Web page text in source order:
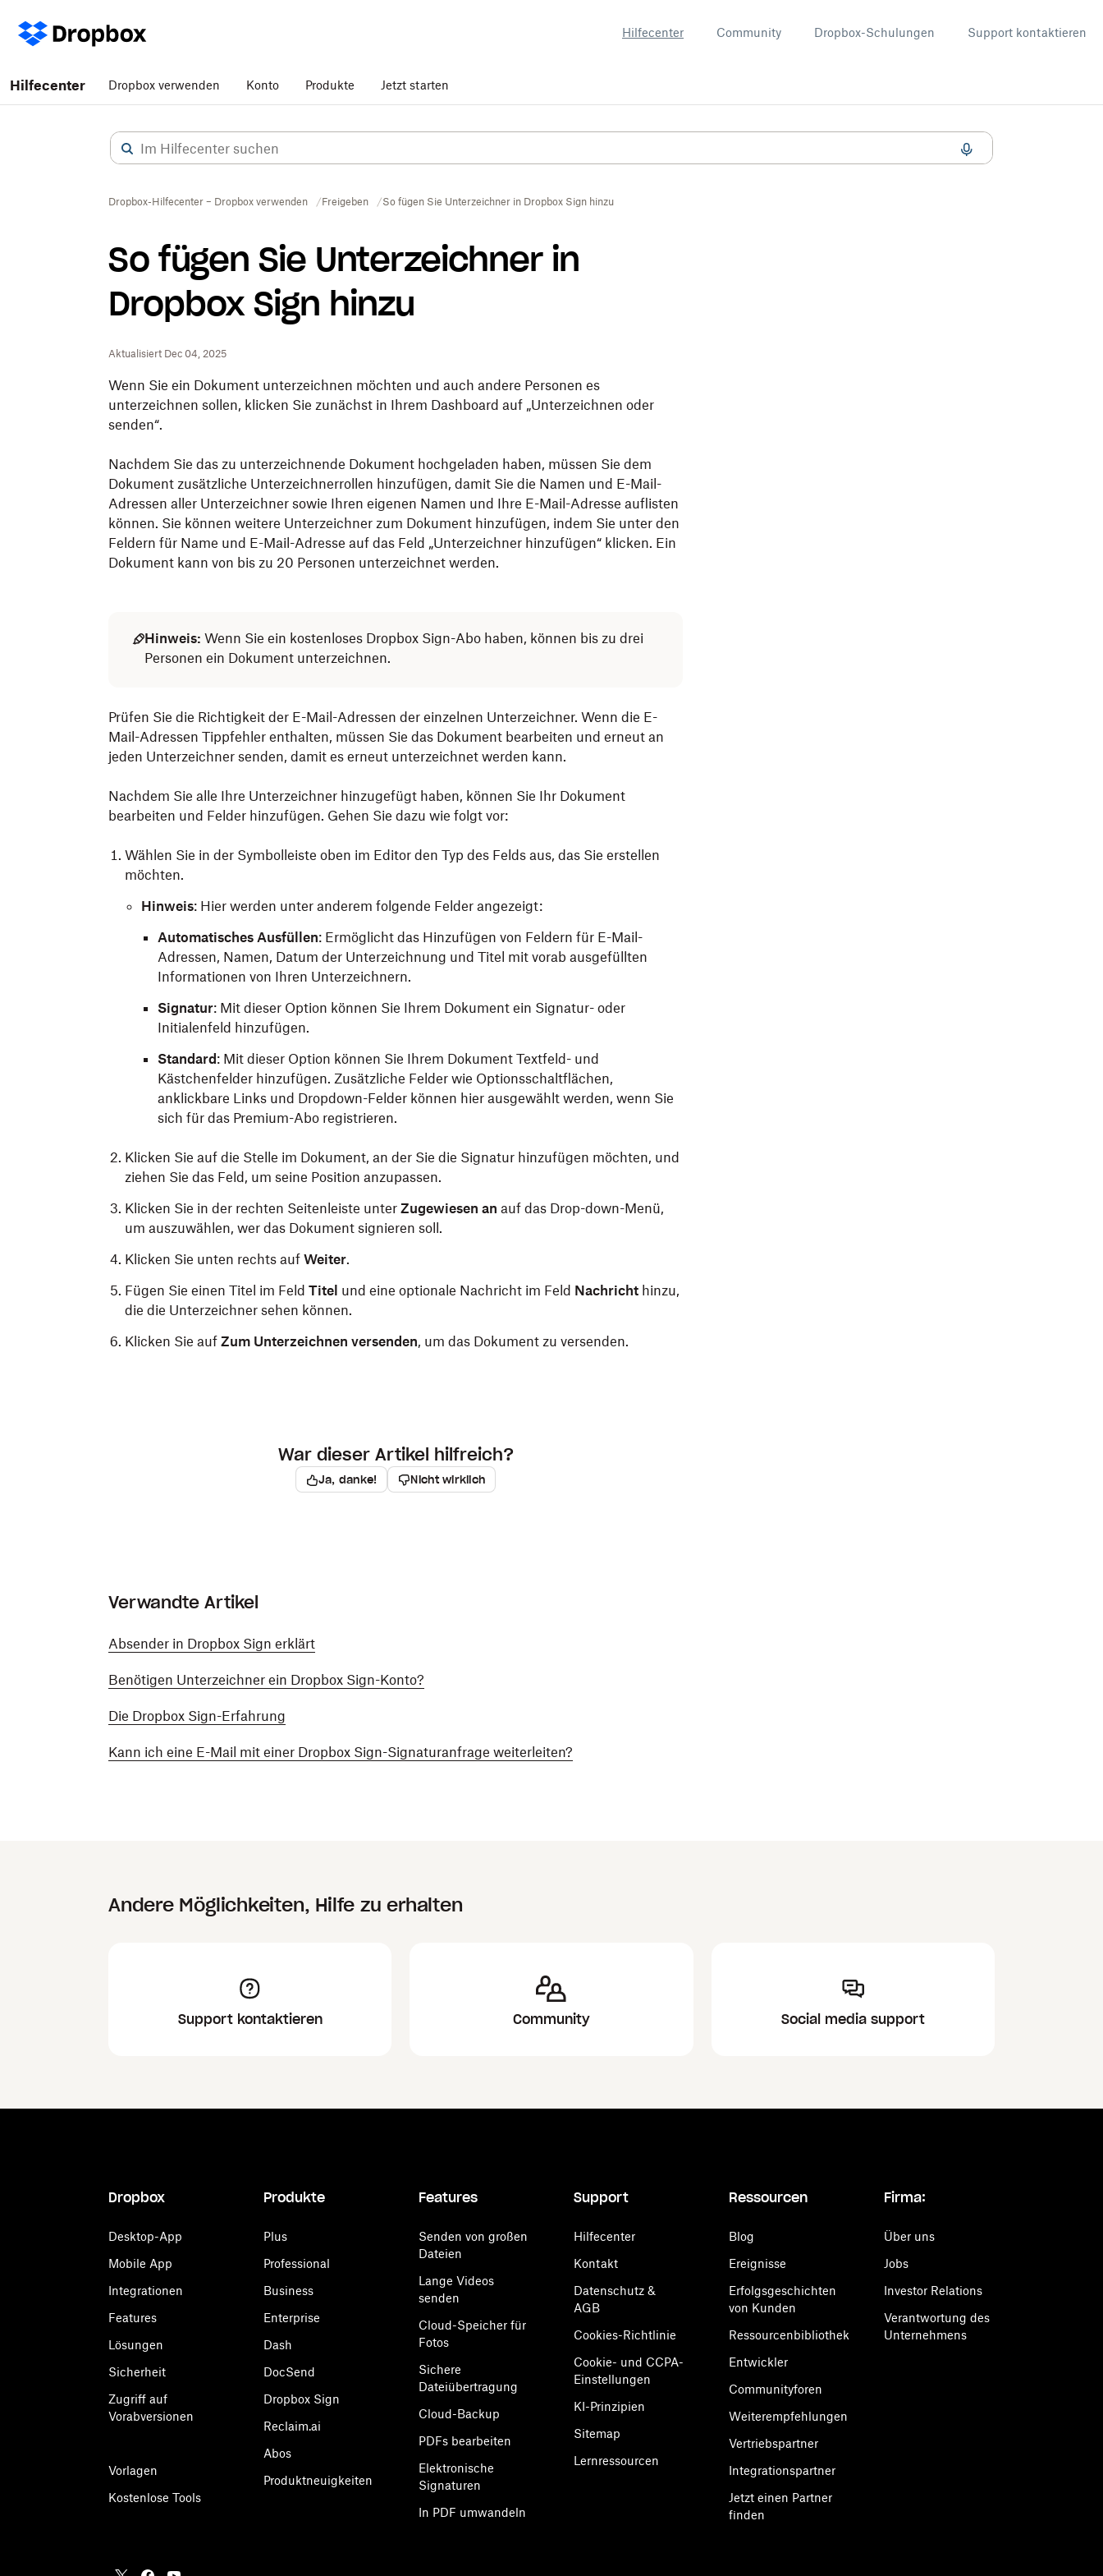
Hilfecenter Community Dropbox-Schulungen Support kontaktieren
Hilfecenter Dropbox verwenden Konto Produkte Jetzt starten
Dropbox-Hilfecenter – Dropbox verwenden Freigeben So fügen Sie Unterzeichner in Dropbox Sign hinzu
So fügen Sie Unterzeichner in
Dropbox Sign hinzu
Aktualisiert Dec 04, 2025
Wenn Sie ein Dokument unterzeichnen möchten und auch andere Personen es
unterzeichnen sollen, klicken Sie zunächst in Ihrem Dashboard auf „Unterzeichnen oder
senden“.
Nachdem Sie das zu unterzeichnende Dokument hochgeladen haben, müssen Sie dem
Dokument zusätzliche Unterzeichnerrollen hinzufügen, damit Sie die Namen und E-Mail-
Adressen aller Unterzeichner sowie Ihren eigenen Namen und Ihre E-Mail-Adresse auflisten
können. Sie können weitere Unterzeichner zum Dokument hinzufügen, indem Sie unter den
Feldern für Name und E-Mail-Adresse auf das Feld „Unterzeichner hinzufügen“ klicken. Ein
Dokument kann von bis zu 20 Personen unterzeichnet werden.
Hinweis: Wenn Sie ein kostenloses Dropbox Sign-Abo haben, können bis zu drei
Personen ein Dokument unterzeichnen.
Prüfen Sie die Richtigkeit der E-Mail-Adressen der einzelnen Unterzeichner. Wenn die E-
Mail-Adressen Tippfehler enthalten, müssen Sie das Dokument bearbeiten und erneut an
jeden Unterzeichner senden, damit es erneut unterzeichnet werden kann.
Nachdem Sie alle Ihre Unterzeichner hinzugefügt haben, können Sie Ihr Dokument
bearbeiten und Felder hinzufügen. Gehen Sie dazu wie folgt vor:
Wählen Sie in der Symbolleiste oben im Editor den Typ des Felds aus, das Sie erstellen
möchten.
Hinweis: Hier werden unter anderem folgende Felder angezeigt:
Automatisches Ausfüllen: Ermöglicht das Hinzufügen von Feldern für E-Mail-
Adressen, Namen, Datum der Unterzeichnung und Titel mit vorab ausgefüllten
Informationen von Ihren Unterzeichnern.
Signatur: Mit dieser Option können Sie Ihrem Dokument ein Signatur- oder
Initialenfeld hinzufügen.
Standard : Mit dieser Option können Sie Ihrem Dokument Textfeld- und
Kästchenfelder hinzufügen. Zusätzliche Felder wie Optionsschaltflächen,
anklickbare Links und Dropdown-Felder können hier ausgewählt werden, wenn Sie
sich für das Premium-Abo registrieren.
Klicken Sie auf die Stelle im Dokument, an der Sie die Signatur hinzufügen möchten, und
ziehen Sie das Feld, um seine Position anzupassen.
Klicken Sie in der rechten Seitenleiste unter Zugewiesen an auf das Drop-down-Menü,
um auszuwählen, wer das Dokument signieren soll.
Klicken Sie unten rechts auf Weiter.
Fügen Sie einen Titel im Feld Titel und eine optionale Nachricht im Feld Nachricht hinzu,
die die Unterzeichner sehen können.
Klicken Sie auf Zum Unterzeichnen versenden, um das Dokument zu versenden.
War dieser Artikel hilfreich?
Ja, danke! Nicht wirklich
Verwandte Artikel
Absender in Dropbox Sign erklärt
Benötigen Unterzeichner ein Dropbox Sign-Konto?
Die Dropbox Sign-Erfahrung
Kann ich eine E-Mail mit einer Dropbox Sign-Signaturanfrage weiterleiten?
Andere Möglichkeiten, Hilfe zu erhalten
Support kontaktieren Community Social media support
Dropbox
Desktop-App
Mobile App
Integrationen
Features
Lösungen
Sicherheit
Zugriff auf
Vorabversionen
Vorlagen
Kostenlose Tools
Produkte
Plus
Professional
Business
Enterprise
Dash
DocSend
Dropbox Sign
Reclaim.ai
Abos
Produktneuigkeiten
Features
Senden von großen
Dateien
Lange Videos
senden
Cloud-Speicher für
Fotos
Sichere
Dateiübertragung
Cloud-Backup
PDFs bearbeiten
Elektronische
Signaturen
In PDF umwandeln
Support
Hilfecenter
Kontakt
Datenschutz &
AGB
Cookies-Richtlinie
Cookie- und CCPA-
Einstellungen
KI-Prinzipien
Sitemap
Lernressourcen
Ressourcen
Blog
Ereignisse
Erfolgsgeschichten
von Kunden
Ressourcenbibliothek
Entwickler
Communityforen
Weiterempfehlungen
Vertriebspartner
Integrationspartner
Jetzt einen Partner
finden
Firma:
Über uns
Jobs
Investor Relations
Verantwortung des
Unternehmens